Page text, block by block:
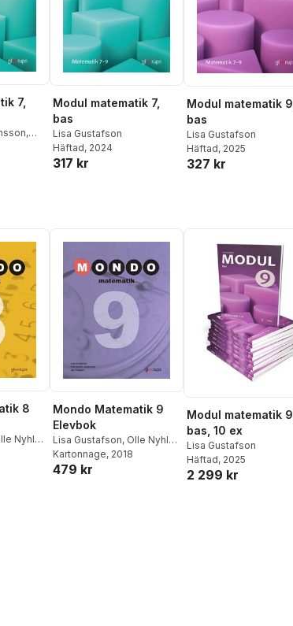
7,
,
Modul matematik 7,
bas
Lisa Gustafson
Häftad, 2024
317 kr
Modul matematik 9,
bas
Lisa Gustafson
Häftad, 2025
327 kr
8
Nyhlén
antal röster:
Mondo Matematik 9
Elevbok
Lisa Gustafson, Olle Nyhlén
Johansson, Jan Persson
Kartonnage, 2018
479 kr
Modul matematik 9,
bas, 10 ex
Lisa Gustafson
Häftad, 2025
2 299 kr